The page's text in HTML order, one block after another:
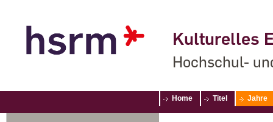
Kulturelles
Hochschul-
Home Titel Jahre